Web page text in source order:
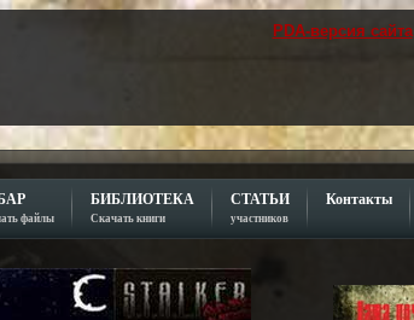
PDA-версия сайта
файлы
БИБЛИОТЕКА
Скачать книги
СТАТЬИ
участников
Контакты